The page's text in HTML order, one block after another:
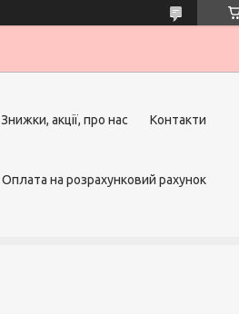
Знижки, акції, про нас Контакти
Оплата на розрахунковий рахунок